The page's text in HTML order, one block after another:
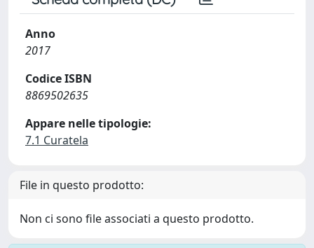
Anno
2017
Codice ISBN
8869502635
Appare nelle tipologie:
7.1 Curatela
File in questo prodotto:
Non ci sono file associati a questo prodotto.